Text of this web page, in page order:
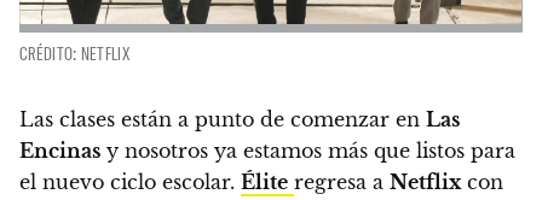
CRÉDITO: NETFLIX
Las clases están a punto de comenzar en Las
Encinas y nosotros ya estamos más que listos para
el nuevo ciclo escolar. Élite regresa a Netflixcon